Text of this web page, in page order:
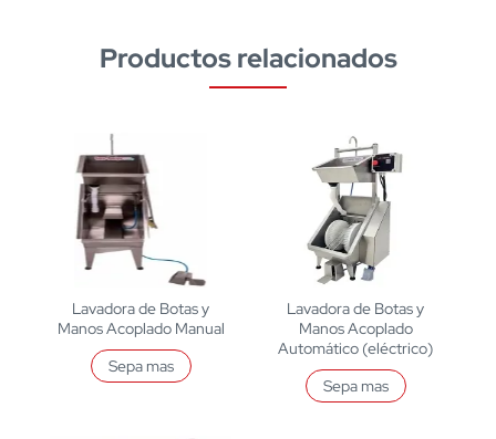
Productos relacionados
Lavadora de Botas y
Manos Acoplado Manual
Sepa mas
Lavadora de Botas y
Manos Acoplado
Automático (eléctrico)
Sepa mas